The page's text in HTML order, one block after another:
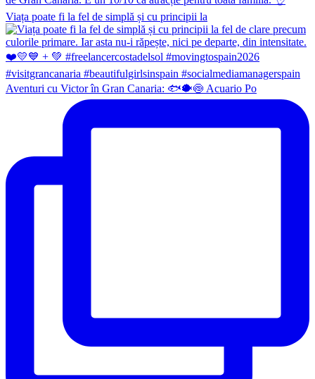
Viața poate fi la fel de simplă și cu principii la
Aventuri cu Victor în Gran Canaria: 🐟🐡🍥 Acuario Po